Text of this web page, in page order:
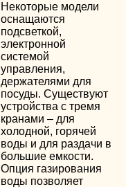
Некоторые модели
оснащаются
подсветкой,
электронной
системой
управления,
держателями для
посуды. Существуют
устройства с тремя
кранами – для
холодной, горячей
воды и для раздачи в
большие емкости.
Опция газирования
воды позволяет